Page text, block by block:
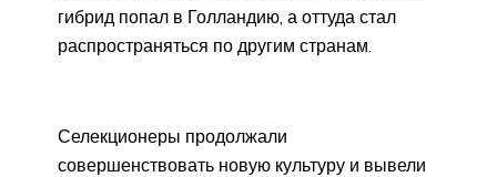
гибрид попал в Голландию, а оттуда стал
распространяться по другим странам.
Селекционеры продолжали
совершенствовать новую культуру и вывели